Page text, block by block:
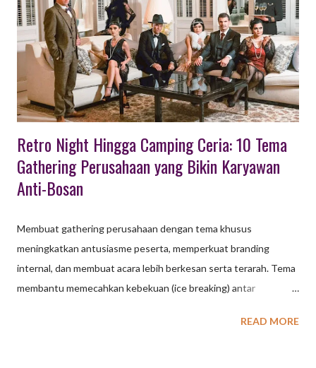
Kegiatan yang Cocok Untuk Outing Gathering Berikut adalah
rincian kegiatan yang cocok untuk paket outing gathering
lengkap: Aktivitas Team Building (Pembangun Tim): Fun Team
Building Outbound: Permainan kelompok yang dirancang untuk
meningkatkan kerja sama, komunikasi, dan memecahkan
hambatan antar divisi...
Retro Night Hingga Camping Ceria: 10 Tema
Gathering Perusahaan yang Bikin Karyawan
Anti-Bosan
Membuat gathering perusahaan dengan tema khusus
meningkatkan antusiasme peserta, memperkuat branding
internal, dan membuat acara lebih berkesan serta terarah. Tema
membantu memecahkan kebekuan (ice breaking) antar
kreativitas, serta mempererat kerja sama tim dalam suasana
READ MORE